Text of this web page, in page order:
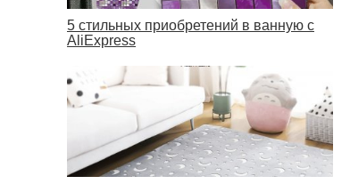
5 стильных приобретений в ванную с
AliExpress